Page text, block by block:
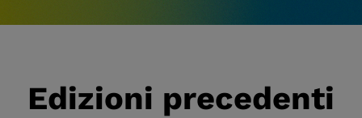
Edizioni precedenti